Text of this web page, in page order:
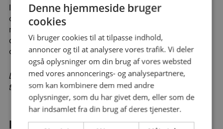
I forelæsningen fortæller Asser Hedegård Thomsen
om sin dagligdag som retsmediciner og åbenbarer
nogle af fundene i et større forskningsprojekt om
drab i Danmark. Det bliver spændende, uhyggeligt
og forbudt for børn.
Der er ikke inkluderet forplejning på holdet.Det er
tilladt at medbringe madpakke.
Program:
Denne hjemmeside bruger
cookies
Vi bruger cookies til at tilpasse indhold,
annoncer og til at analysere vores trafik. Vi deler
også oplysninger om din brug af vores websted
med vores annoncerings- og analysepartnere,
som kan kombinere dem med andre
oplysninger, som du har givet dem, eller som de
har indsamlet fra din brug af deres tjenester.